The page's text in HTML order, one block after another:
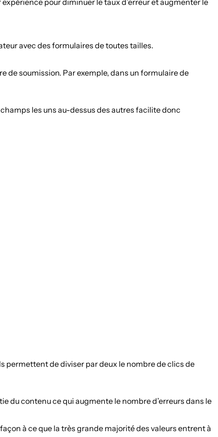
avec des formulaires de toutes tailles.
de soumission. Par exemple, dans un formulaire de
les uns au-dessus des autres facilite donc
permettent de diviser par deux le nombre de clics de
du contenu ce qui augmente le nombre d’erreurs dans le
à ce que la très grande majorité des valeurs entrent à